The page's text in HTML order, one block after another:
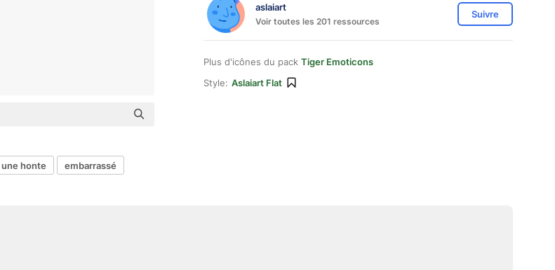
aslaiart
Voir toutes les 201 ressources
Suivre
Plus d'icônes du pack Tiger Emoticons
Style: Aslaiart Flat
une honte embarrassé